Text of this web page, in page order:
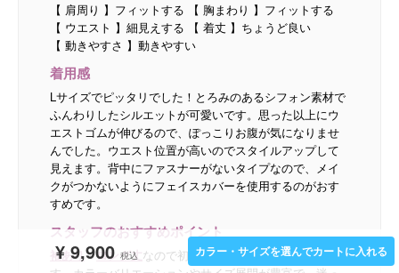
¥ 9,900 カラー・サイズを選んでカートに入れる
【 肩周り 】フィットする 【 胸まわり 】フィットする
【 ウエスト 】細見えする 【 着丈 】ちょうど良い
【 動きやすさ 】動きやすい
着用感
Lサイズでピッタリでした！とろみのあるシフォン素材で
ふんわりしたシルエットが可愛いです。思った以上にウ
エストゴムが伸びるので、ぽっこりお腹が気になりませ
んでした。ウエスト位置が高いのでスタイルアップして
見えます。背中にファスナーがないタイプなので、メイ
クがつかないようにフェイスカバーを使用するのがおす
すめです。
スタッフのおすすめポイント
袖あり・ロング丈 なので初めてのお呼ばれにおすすめで